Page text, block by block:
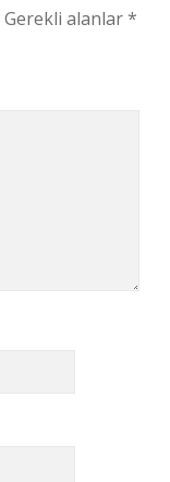
Gerekli alanlar*